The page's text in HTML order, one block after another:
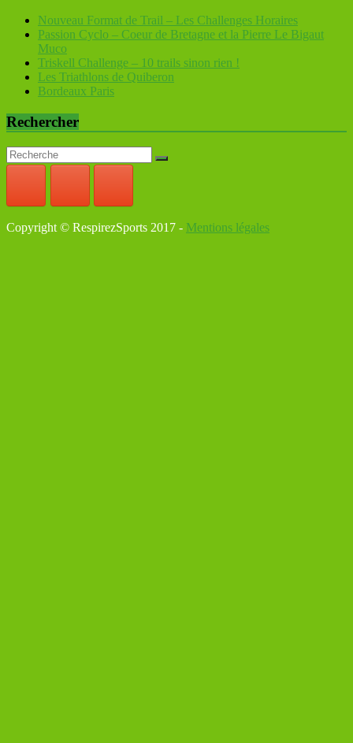
Nouveau Format de Trail – Les Challenges Horaires
Passion Cyclo – Coeur de Bretagne et la Pierre Le Bigaut
Muco
Triskell Challenge – 10 trails sinon rien !
Les Triathlons de Quiberon
Bordeaux Paris
Rechercher
Copyright © RespirezSports 2017 - Mentions légales